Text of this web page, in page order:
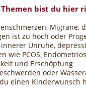
bist du hier
Migräne,
ist zu hoch oder
innerer Unruhe,
wie PCOS,
und Erschöpfung
oder
einen Kinderwunsch